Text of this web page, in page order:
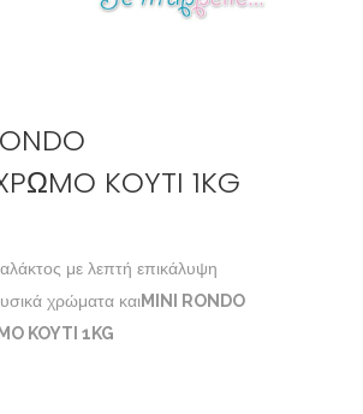
KOYTI 1KG
με λεπτή επικάλυψη
χρώματα και MINI RONDO
KOYTI 1KG